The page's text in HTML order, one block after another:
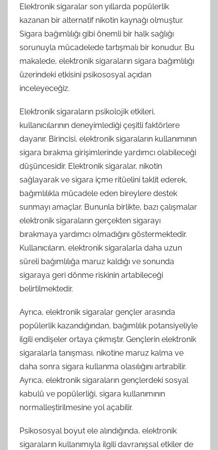
Elektronik sigaralar son yıllarda popülerlik
kazanan bir alternatif nikotin kaynağı olmuştur.
Sigara bağımlılığı gibi önemli bir halk sağlığı
sorunuyla mücadelede tartışmalı bir konudur. Bu
makalede, elektronik sigaraların sigara bağımlılığı
üzerindeki etkisini psikososyal açıdan
inceleyeceğiz.
Elektronik sigaraların psikolojik etkileri,
kullanıcılarının deneyimlediği çeşitli faktörlere
dayanır. Birincisi, elektronik sigaraların kullanımının
sigara bırakma girişimlerinde yardımcı olabileceği
düşüncesidir. Elektronik sigaralar, nikotin
sağlayarak ve sigara içme ritüelini taklit ederek,
bağımlılıkla mücadele eden bireylere destek
sunmayı amaçlar. Bununla birlikte, bazı çalışmalar
elektronik sigaraların gerçekten sigarayı
bırakmaya yardımcı olmadığını göstermektedir.
Kullanıcıların, elektronik sigaralarla daha uzun
süreli bağımlılığa maruz kaldığı ve sonunda
sigaraya geri dönme riskinin artabileceği
belirtilmektedir.
Ayrıca, elektronik sigaralar gençler arasında
popülerlik kazandığından, bağımlılık potansiyeliyle
ilgili endişeler ortaya çıkmıştır. Gençlerin elektronik
sigaralarla tanışması, nikotine maruz kalma ve
daha sonra sigara kullanma olasılığını artırabilir.
Ayrıca, elektronik sigaraların gençlerdeki sosyal
kabulü ve popülerliği, sigara kullanımının
normalleştirilmesine yol açabilir.
Psikososyal boyut ele alındığında, elektronik
sigaraların kullanımıyla ilgili davranışsal etkiler de